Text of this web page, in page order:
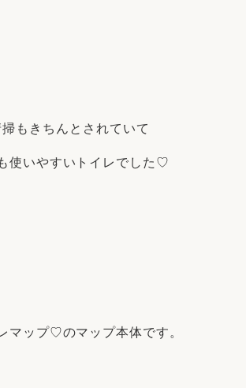
掃もきちんとされていて
使いやすいトイレでした♡
マップ♡のマップ本体です。